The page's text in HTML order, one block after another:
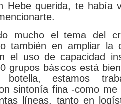
Hebe querida, te había
mucho el tema del
también en ampliar la
el uso de capacidad
grupos básicos está
estamos
sintonía fina -como me
líneas, tanto en